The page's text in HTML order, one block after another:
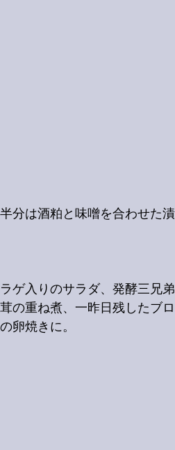
分は酒粕と味噌を合わせた漬
ゲ入りのサラダ、発酵三兄
の重ね煮、一昨日残したブ
卵焼きに。